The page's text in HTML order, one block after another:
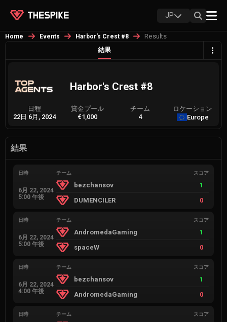
JP
Home Events Harbor's Crest #8
Results
結果
Harbor's Crest #8
日程
22日 6月, 2024
賞金プール
€1,000
チーム
4
ロケーション
Europe
結果
日時
6月 22, 2024
5:00 午後
チーム スコア
bezchansov
1
DUMENCILER
0
日時
6月 22, 2024
5:00 午後
チーム スコア
AndromedaGaming
1
spaceW
0
日時
6月 22, 2024
4:00 午後
チーム スコア
bezchansov
1
AndromedaGaming
0
日時 チーム スコア